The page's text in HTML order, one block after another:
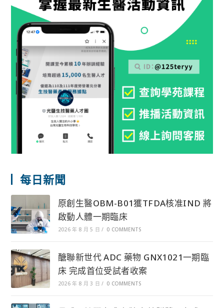
每日新聞
原創生醫OBM-B01獲TFDA核准IND 將
啟動人體一期臨床
2026 年 8 月 5 日 / 0 COMMENTS
醣聯新世代 ADC 藥物 GNX1021一期臨
床 完成首位受試者收案
2026 年 8 月 3 日 / 0 COMMENTS